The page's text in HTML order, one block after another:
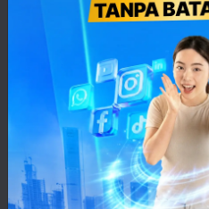
Lihat Layanan /